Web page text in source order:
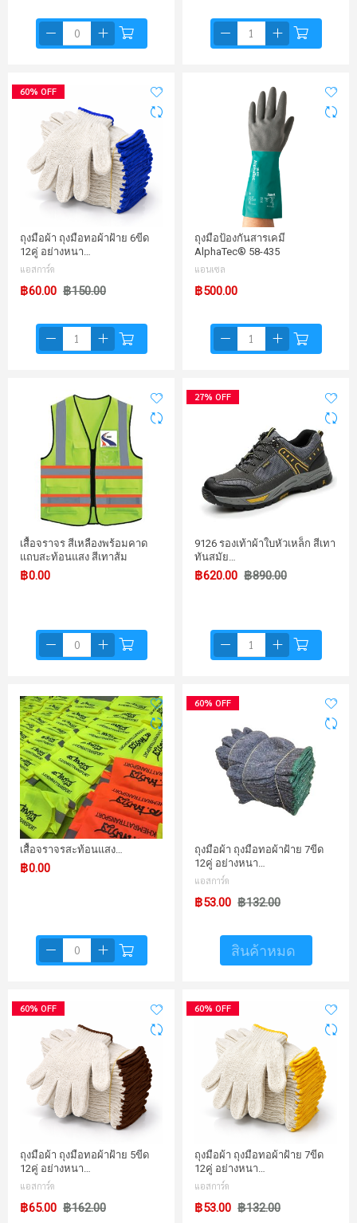
60% OFF
ถุงมือผ้า ถุงมือทอผ้าฝ้าย 6ขีด
12คู่ อย่างหนา…
แอสการ์ด
฿60.00 ฿150.00
ถุงมือป้องกันสารเคมี
AlphaTec® 58-435
แอนเซล
฿500.00
เสื้อจราจร สีเหลืองพร้อมคาด
แถบสะท้อนแสง สีเทาส้ม
฿0.00
27% OFF
9126 รองเท้าผ้าใบหัวเหล็ก สีเทา
ทันสมัย…
฿620.00 ฿890.00
เสื้อจราจรสะท้อนแสง…
฿0.00
60% OFF
ถุงมือผ้า ถุงมือทอผ้าฝ้าย 7ขีด
12คู่ อย่างหนา…
แอสการ์ด
฿53.00 ฿132.00
สินค้าหมด
60% OFF
ถุงมือผ้า ถุงมือทอผ้าฝ้าย 5ขีด
12คู่ อย่างหนา…
แอสการ์ด
฿65.00 ฿162.00
60% OFF
ถุงมือผ้า ถุงมือทอผ้าฝ้าย 7ขีด
12คู่ อย่างหนา…
แอสการ์ด
฿53.00 ฿132.00